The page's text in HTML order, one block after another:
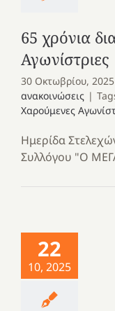
65 χρόνια
Αγωνίστριες
30 Οκτωβρίου, 2025
ανακοινώσεις |
Χαρούμενες
Ημερίδα
Συλλόγου "Ο
22
10, 2025